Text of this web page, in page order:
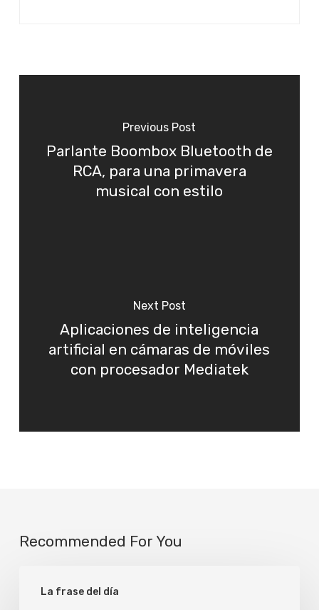
Previous Post
Parlante Boombox Bluetooth de
RCA, para una primavera
musical con estilo
Next Post
Aplicaciones de inteligencia
artificial en cámaras de móviles
con procesador Mediatek
Recommended For You
La frase del día